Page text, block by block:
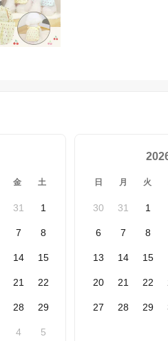
金 土
31 1
7 8
14 15
21 22
28 29
4 5
日 月 火
30 31 1
6 7 8
13 14 15
20 21 22
27 28 29